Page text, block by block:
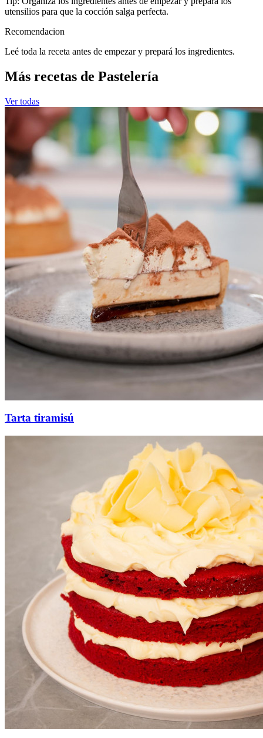
utensilios para que la cocción salga perfecta.
Recomendacion
Leé toda la receta antes de empezar y prepará los ingredientes.
Más recetas de Pastelería
Ver todas
Tarta tiramisú